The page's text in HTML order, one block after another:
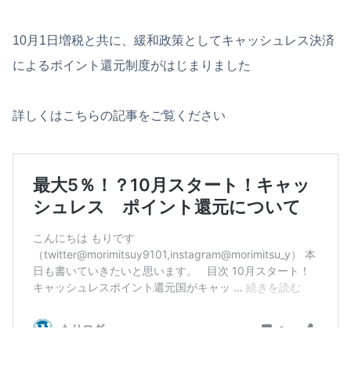
10月1日増税と共に、緩和政策としてキャッシュレス決済
によるポイント還元制度がはじまりました
詳しくはこちらの記事をご覧ください